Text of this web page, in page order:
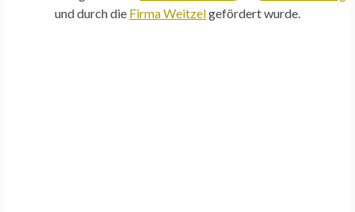
und durch die Firma Weitzelgefördert wurde.